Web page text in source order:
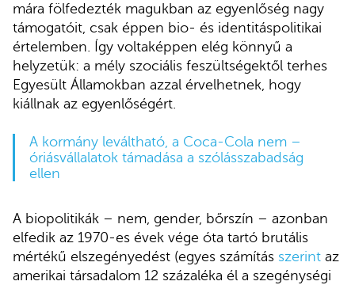
mára fölfedezték magukban az egyenlőség nagy
támogatóit, csak éppen bio- és identitáspolitikai
értelemben. Így voltaképpen elég könnyű a
helyzetük: a mély szociális feszültségektől terhes
Egyesült Államokban azzal érvelhetnek, hogy
kiállnak az egyenlőségért.
A kormány leváltható, a Coca-Cola nem –
óriásvállalatok támadása a szólásszabadság
ellen
A biopolitikák – nem, gender, bőrszín – azonban
elfedik az 1970-es évek vége óta tartó brutális
mértékű elszegényedést (egyes számítás szerint az
amerikai társadalom 12 százaléka él a szegénységi